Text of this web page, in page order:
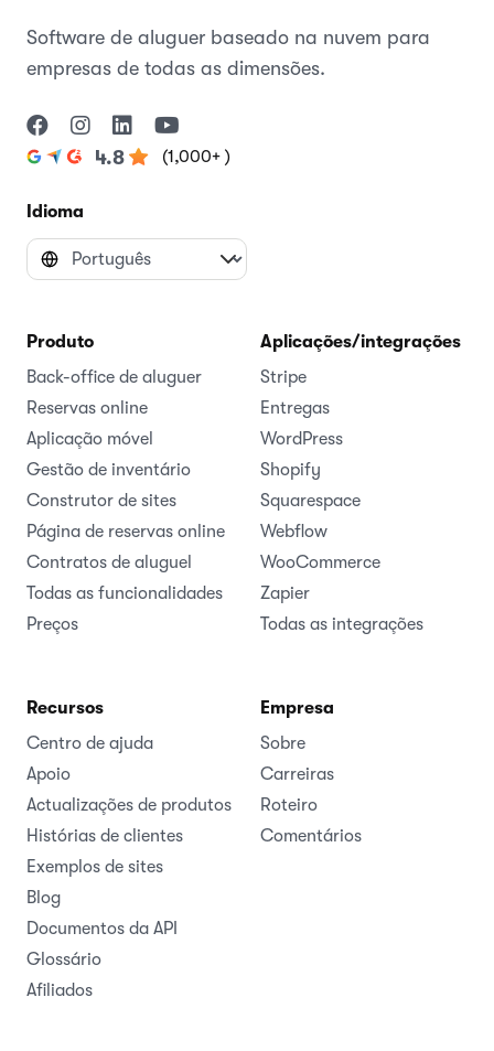
Software de aluguer baseado na nuvem para
empresas de todas as dimensões.
4.8 (1,000+ )
Idioma
Produto
Back-office de aluguer
Reservas online
Aplicação móvel
Gestão de inventário
Construtor de sites
Página de reservas online
Contratos de aluguel
Todas as funcionalidades
Preços
Aplicações/integrações
Stripe
Entregas
WordPress
Shopify
Squarespace
Webflow
WooCommerce
Zapier
Todas as integrações
Recursos
Centro de ajuda
Apoio
Actualizações de produtos
Histórias de clientes
Exemplos de sites
Blog
Documentos da API
Glossário
Afiliados
Empresa
Sobre
Carreiras
Roteiro
Comentários